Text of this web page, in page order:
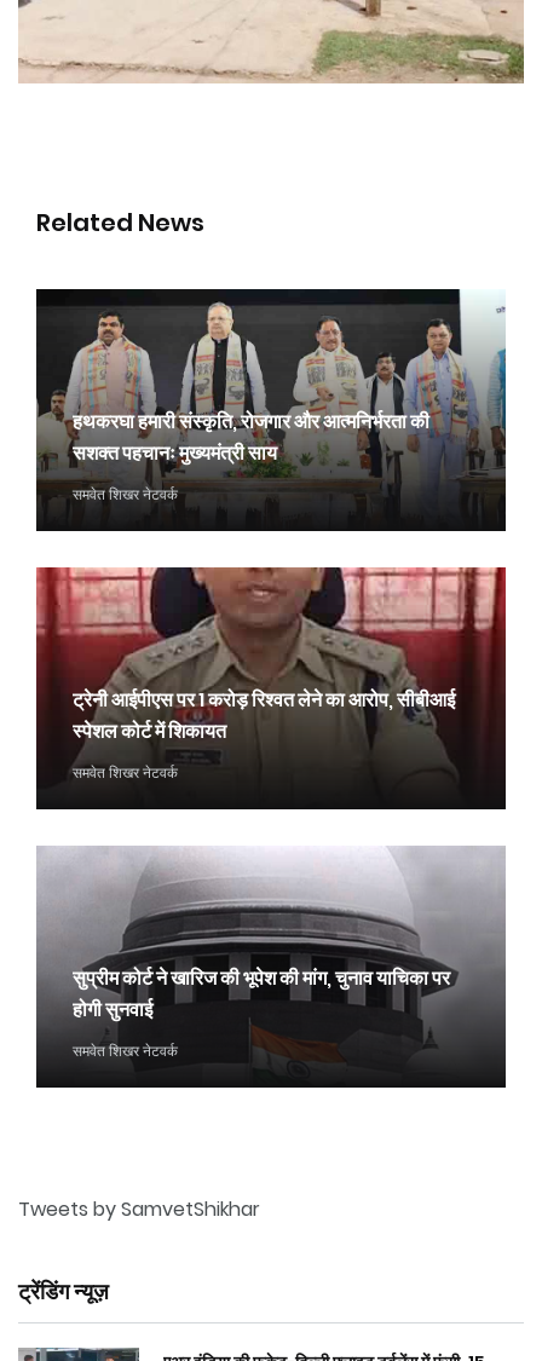
Related News
हथकरघा हमारी संस्कृति, रोजगार और आत्मनिर्भरता की
सशक्त पहचानः मुख्यमंत्री साय
समवेत शिखर नेटवर्क
ट्रेनी आईपीएस पर 1 करोड़ रिश्वत लेने का आरोप, सीबीआई
स्पेशल कोर्ट में शिकायत
समवेत शिखर नेटवर्क
सुप्रीम कोर्ट ने खारिज की भूपेश की मांग, चुनाव याचिका पर
होगी सुनवाई
समवेत शिखर नेटवर्क
Tweets by SamvetShikhar
ट्रेंडिंग न्यूज़